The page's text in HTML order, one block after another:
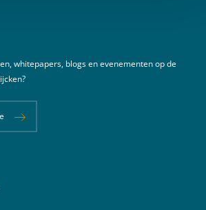
whitepapers, blogs en evenementen op de